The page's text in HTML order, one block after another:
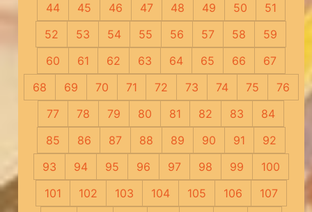
44
45 46 47 48 49 50
51
52
53 54 55 56 57 58
59
60
61 62 63 64 65 66
67
68
69 70 71 72 73 74 75
76
77
78 79 80 81 82 83
84
85
86 87 88 89 90 91
92
93
94 95 96 97 98 99
100
101
102 103 104 105 106
107